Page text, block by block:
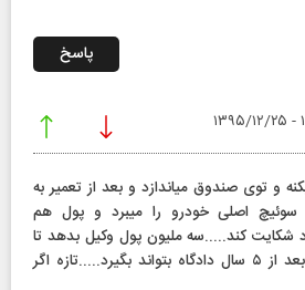
پاسخ
و توی صندوق میاندازد و بعد از تعمیر به
سوئیچ اصلی خودرو را میبرد و پول هم
شكایت كند.....سه ملیون پول وكیل بدهد تا
۲ ملیون حق تعمیرش را بعد از ۵ سال دادگاه بتواند بگیرد.....تازه اگر